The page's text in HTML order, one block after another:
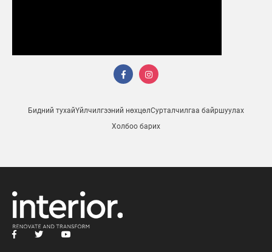
Бидний тухайҮйлчилгээний нөхцөлСурталчилгаа байршуулах
Холбоо барих